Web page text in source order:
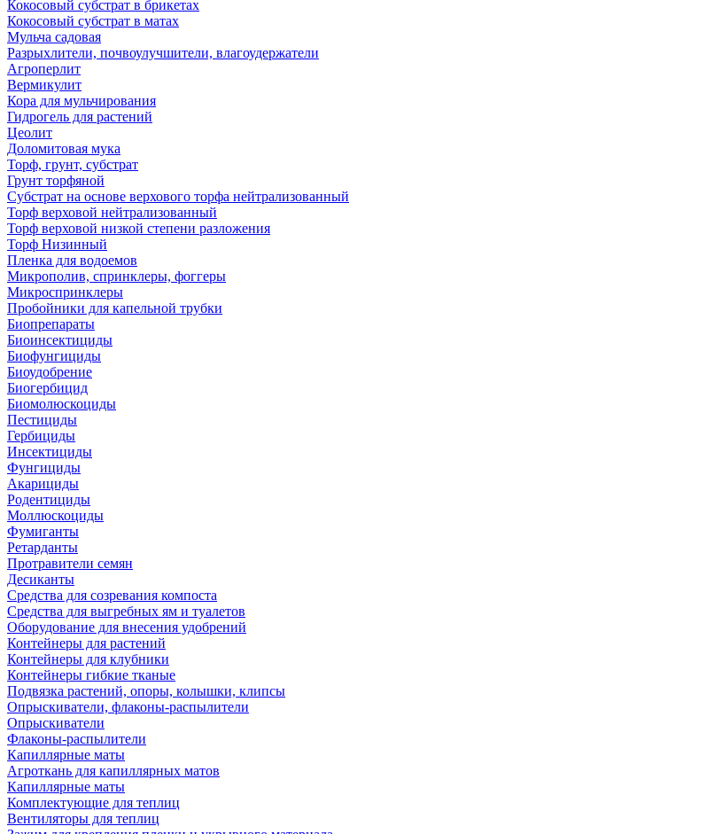
Кокосовый субстрат в брикетах
Кокосовый субстрат в матах
Мульча садовая
Разрыхлители, почвоулучшители, влагоудержатели
Агроперлит
Вермикулит
Кора для мульчирования
Гидрогель для растений
Цеолит
Доломитовая мука
Торф, грунт, субстрат
Грунт торфяной
Субстрат на основе верхового торфа нейтрализованный
Торф верховой нейтрализованный
Торф верховой низкой степени разложения
Торф Низинный
Пленка для водоемов
Микрополив, спринклеры, фоггеры
Микроспринклеры
Пробойники для капельной трубки
Биопрепараты
Биоинсектициды
Биофунгициды
Биоудобрение
Биогербицид
Биомолюскоциды
Пестициды
Гербициды
Инсектициды
Фунгициды
Акарициды
Родентициды
Моллюскоциды
Фумиганты
Ретарданты
Протравители семян
Десиканты
Средства для созревания компоста
Средства для выгребных ям и туалетов
Оборудование для внесения удобрений
Контейнеры для растений
Контейнеры для клубники
Контейнеры гибкие тканые
Подвязка растений, опоры, колышки, клипсы
Опрыскиватели, флаконы-распылители
Опрыскиватели
Флаконы-распылители
Капиллярные маты
Агроткань для капиллярных матов
Капиллярные маты
Комплектующие для теплиц
Вентиляторы для теплиц